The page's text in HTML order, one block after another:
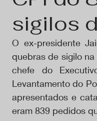
sigilos
O ex-presidente
quebras de sigilo
chefe do
Levantamento do
apresentados e
eram 839 pedidos